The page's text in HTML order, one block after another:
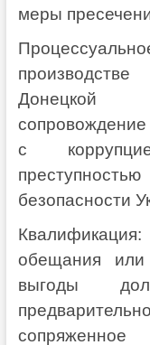
меры
производстве
Донецкой
с
безопасности
обещания или
выгоды